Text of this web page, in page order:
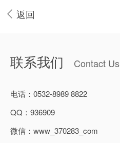
返回
联系我们 Contact Us
电话： 0532-8989 8822
QQ： 936909
微信： www_370283_com